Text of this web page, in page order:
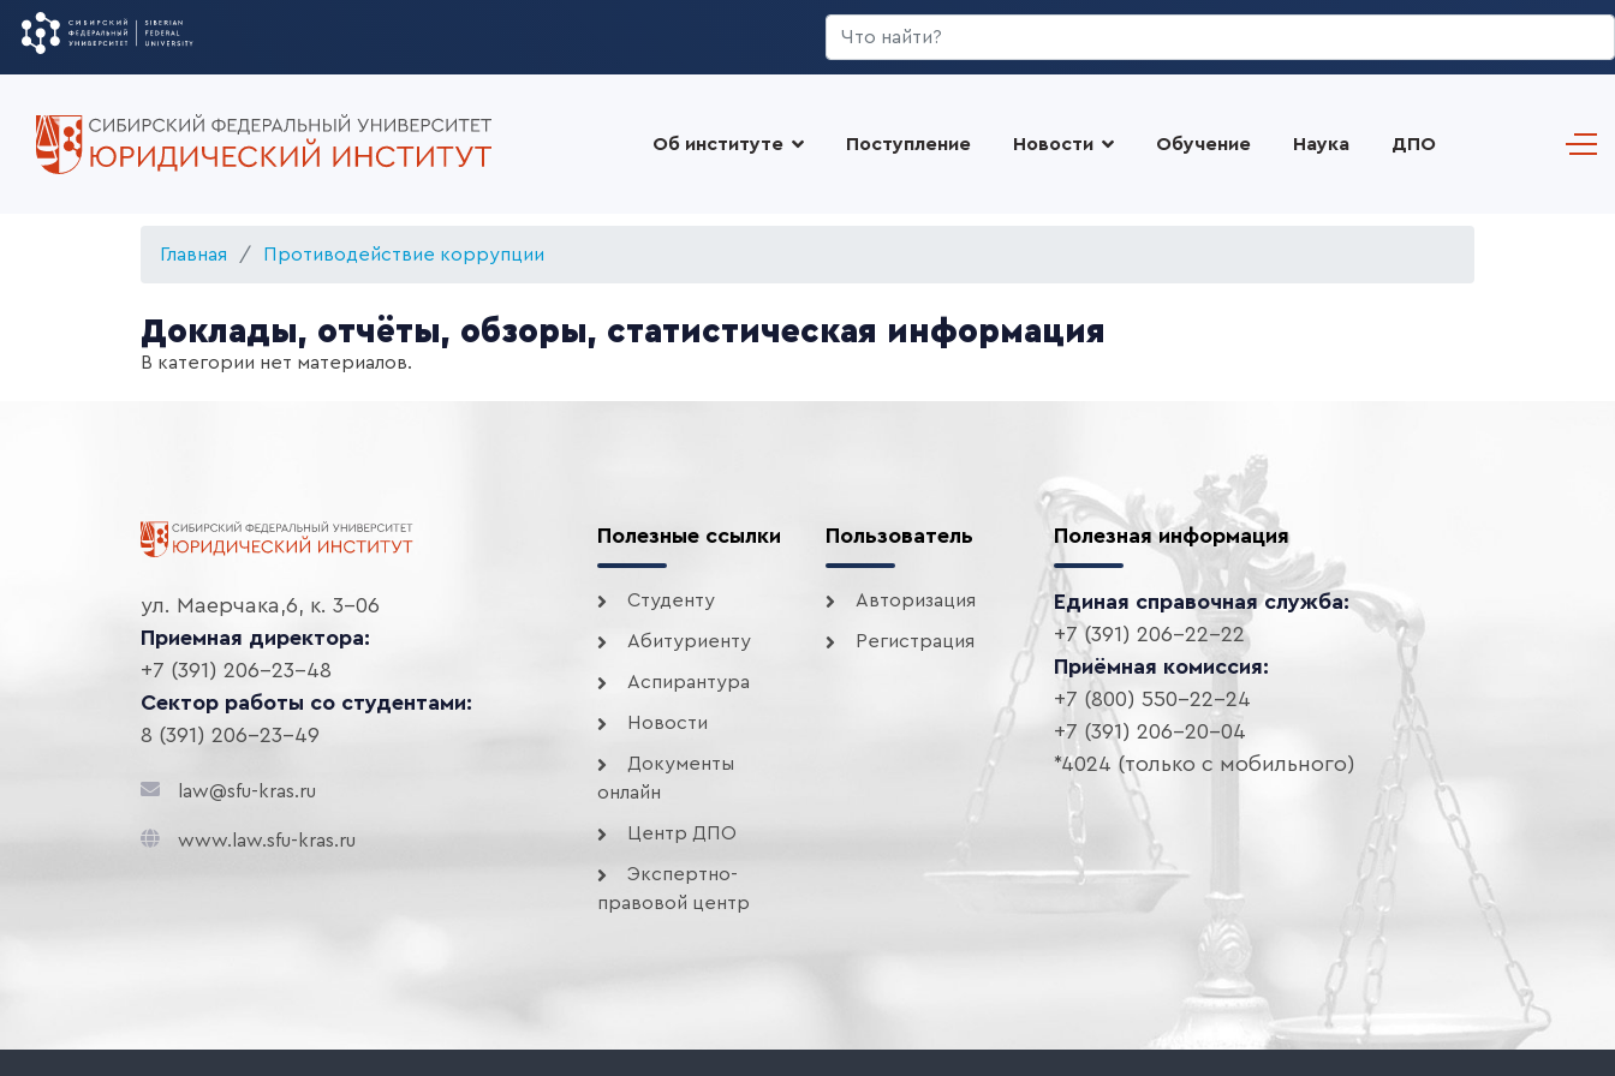
Искать...
Об институте Поступление Новости Обучение Наука ДПО
Главная Противодействие коррупции
Доклады, отчёты, обзоры, статистическая информация
В категории нет материалов.
ул. Маерчака,6, к. 3-06
Приемная директора:
+7 (391) 206-23-48
Сектор работы со студентами:
8 (391) 206-23-49
law@sfu-kras.ru
www.law.sfu-kras.ru
Полезные ссылки
Студенту
Абитуриенту
Аспирантура
Новости
Документы
онлайн
Центр ДПО
Экспертно-
правовой центр
Пользователь
Авторизация
Регистрация
Полезная информация
Единая справочная служба:
+7 (391) 206-22-22
Приёмная комиссия:
+7 (800) 550-22-24
+7 (391) 206-20-04
*4024 (только с мобильного)